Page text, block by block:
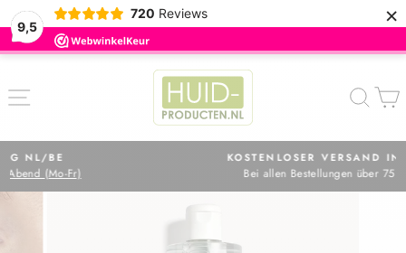
9,5
720 Reviews ×
Inhalt
SEITENNAVIGATION
KOSTENLOSER VERSAND IN NL
Bei allen Bestellungen über 75 €